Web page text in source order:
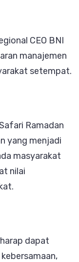
CEO BNI
manajemen
setempat.
Ramadan
yang menjadi
masyarakat
nilai
dapat